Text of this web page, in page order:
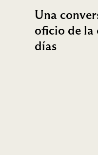
Una
oficio de la
días